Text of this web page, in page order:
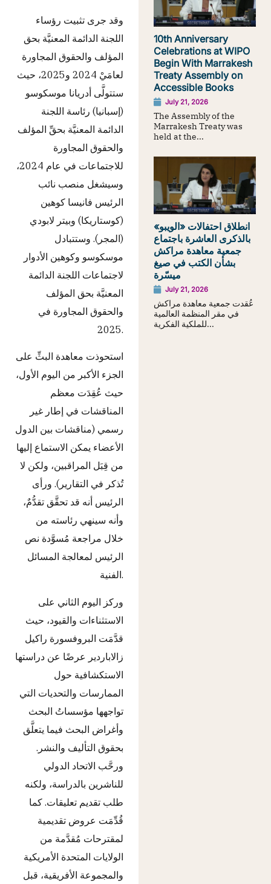
وقد جرى تثبيت رؤساء
اللجنة الدائمة المعنيَّة بحق
المؤلف والحقوق المجاورة
لعامَيْ 2024 و2025، حيث
ستتولَّى أدريانا موسكوسو
(إسبانيا) رئاسة اللجنة
الدائمة المعنيَّة بحقِّ المؤلف
والحقوق المجاورة
للاجتماعات في عام 2024،
وسيشغل منصب نائب
الرئيس فانيسا كوهين
(كوستاريكا) وبيتر لابودي
(المجر). وستتبادل
موسكوسو وكوهين الأدوار
لاجتماعات اللجنة الدائمة
المعنيَّة بحق المؤلف
والحقوق المجاورة في
2025.
استحوذت معاهدة البثِّ على
الجزء الأكبر من اليوم الأول،
حيث عُقِدَت معظم
المناقشات في إطار غير
رسمي (مناقشات بين الدول
الأعضاء يمكن الاستماع إليها
من قِبَل المراقبين، ولكن لا
تُذكر في التقارير). ورأى
الرئيس أنه قد تحقَّق تقدُّمٌ،
وأنه سينهي رئاسته من
خلال مراجعة مُسوَّدة نص
الرئيس لمعالجة المسائل
الفنية.
وركز اليوم الثاني على
الاستثناءات والقيود، حيث
قدَّمَت البروفسورة راكيل
زالاباردير عرضًا عن دراستها
الاستكشافية حول
الممارسات والتحديات التي
تواجهها مؤسساتُ البحث
وأغراض البحث فيما يتعلَّق
بحقوق التأليف والنشر.
ورحَّب الاتحاد الدولي
للناشرين بالدراسة، ولكنه
طلب تقديم تعليقات. كما
قُدِّمَت عروض تقديمية
لمقترحات مُقدَّمة من
الولايات المتحدة الأمريكية
والمجموعة الأفريقية، قبل
10th Anniversary
Celebrations at WIPO
Begin With Marrakesh
Treaty Assembly on
Accessible Books
July 21, 2026
The Assembly of the
Marrakesh Treaty was
held at the...
انطلاق احتفالات «الويبو»
بالذكرى العاشرة باجتماع
جمعية معاهدة مراكش
بشأن الكتب في صيغ
ميسّرة
July 21, 2026
عُقدت جمعية معاهدة مراكش
في مقر المنظمة العالمية
للملكية الفكرية...